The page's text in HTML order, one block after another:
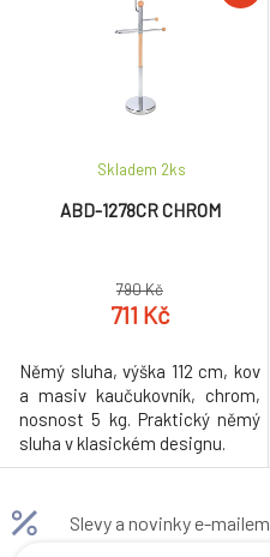
ABD-1278CR CHROM
Skladem 2ks
790 Kč
711 Kč
Němý sluha, výška 112 cm, kov
a masiv kaučukovník, chrom,
nosnost 5 kg. Praktický němý
sluha v klasickém designu.
Slevy a novinky e-mailem